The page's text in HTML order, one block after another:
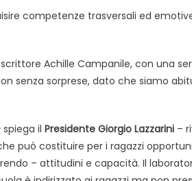
competenze trasversali ed
Achille Campanile, con una
senza sorprese, dato che siamo
spiega il Presidente Giorgio Lazzarini –
può costituire per i ragazzi
– attitudini e capacità. Il